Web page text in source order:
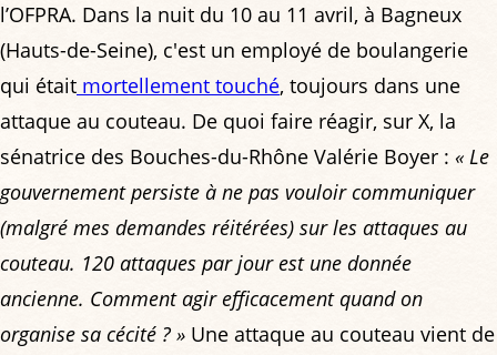
l’OFPRA. Dans la nuit du 10 au 11 avril, à Bagneux
(Hauts-de-Seine), c'est un employé de boulangerie
qui était mortellement touché, toujours dans une
attaque au couteau. De quoi faire réagir, sur X, la
sénatrice des Bouches-du-Rhône Valérie Boyer : « Le
gouvernement persiste à ne pas vouloir communiquer
(malgré mes demandes réitérées) sur les attaques au
couteau. 120 attaques par jour est une donnée
ancienne. Comment agir efficacement quand on
organise sa cécité ? » Une attaque au couteau vient de